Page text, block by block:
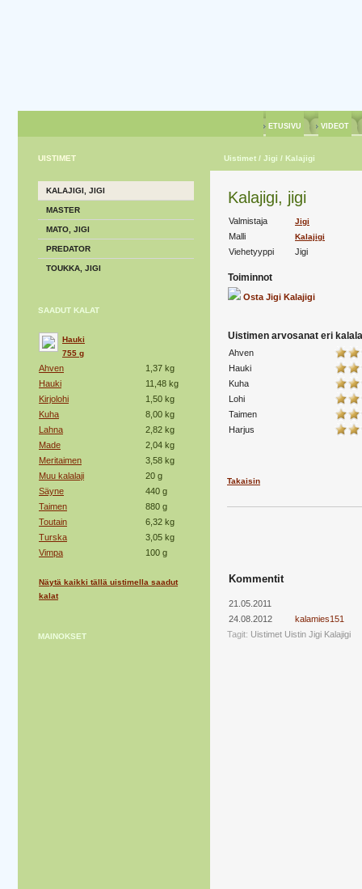
ETUSIVU VIDEOT
UISTIMET
KALAJIGI, JIGI
MASTER
MATO, JIGI
PREDATOR
TOUKKA, JIGI
SAADUT KALAT
Hauki
755 g
Ahven
1,37 kg
Hauki
11,48 kg
Kirjolohi
1,50 kg
Kuha
8,00 kg
Lahna
2,82 kg
Made
2,04 kg
Meritaimen
3,58 kg
Muu kalalaji
20 g
Säyne
440 g
Taimen
880 g
Toutain
6,32 kg
Turska
3,05 kg
Vimpa
100 g
Näytä kaikki tällä uistimella saadut
kalat
MAINOKSET
Uistimet / Jigi / Kalajigi
Kalajigi, jigi
Valmistaja Jigi
Malli Kalajigi
Viehetyyppi Jigi
Toiminnot
Osta Jigi Kalajigi
Uistimen arvosanat eri
Ahven
Hauki
Kuha
Lohi
Taimen
Harjus
Takaisin
Kommentit
21.05.2011
24.08.2012
kalamies151
Tagit: Uistimet Uistin Jigi Kalajigi